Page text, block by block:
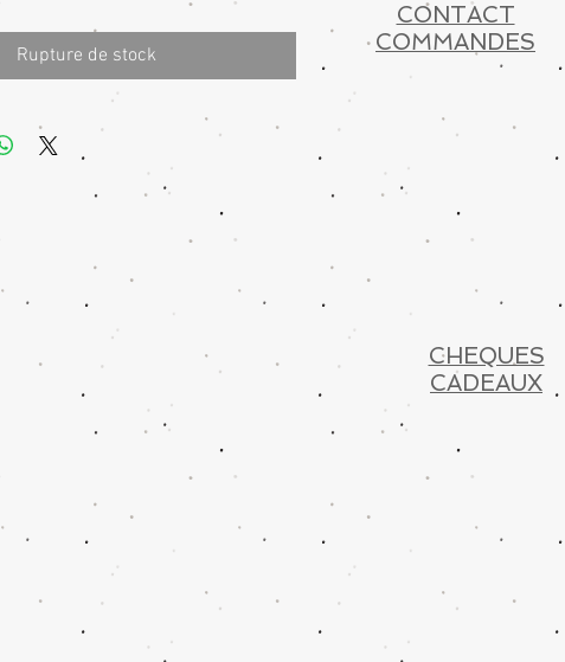
Rupture de stock
CHEQUES
CADEAUX
CONTACT
COMMANDES